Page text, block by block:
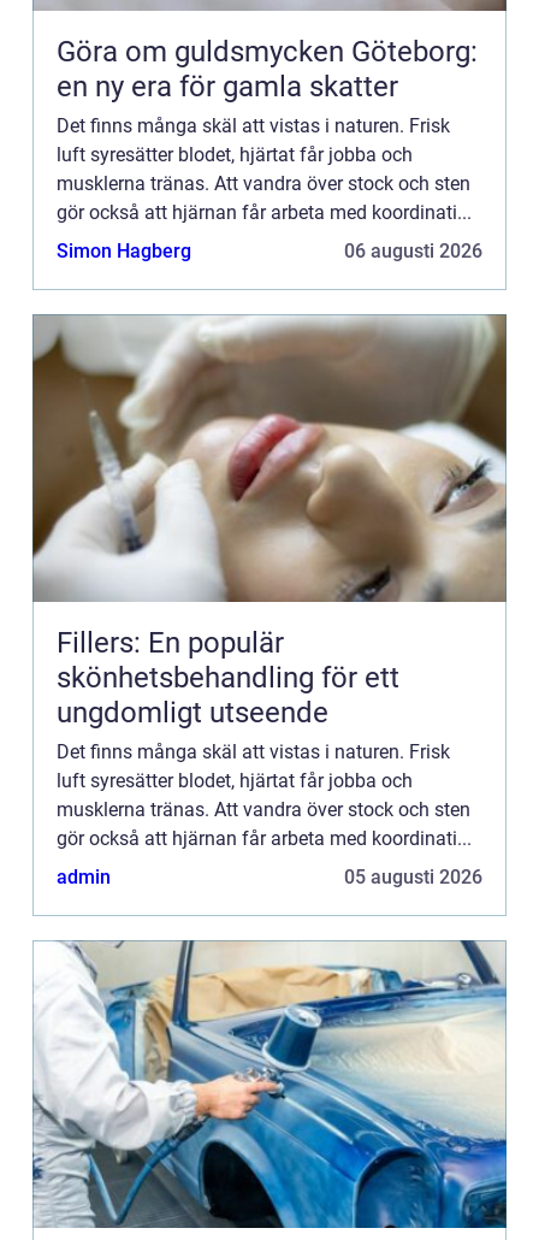
Göra om guldsmycken Göteborg:
en ny era för gamla skatter
Det finns många skäl att vistas i naturen. Frisk
luft syresätter blodet, hjärtat får jobba och
musklerna tränas. Att vandra över stock och sten
gör också att hjärnan får arbeta med koordinati...
Simon Hagberg
06 augusti 2026
Fillers: En populär
skönhetsbehandling för ett
ungdomligt utseende
Det finns många skäl att vistas i naturen. Frisk
luft syresätter blodet, hjärtat får jobba och
musklerna tränas. Att vandra över stock och sten
gör också att hjärnan får arbeta med koordinati...
admin
05 augusti 2026